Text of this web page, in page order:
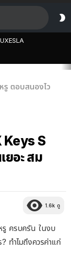
ตอบสนองไว
Keys S
ยอะ สม
1.6k ดู
รู ครบครัน ในงบ
ทำไมถึงควรค่าแก่